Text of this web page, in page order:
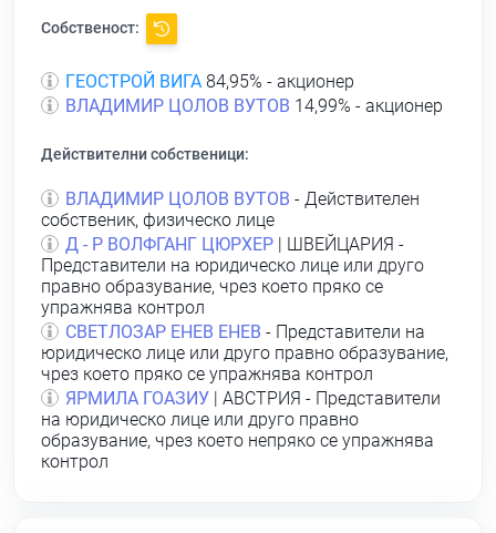
Собственост:
ГЕОСТРОЙ ВИГА 84,95% - акционер
ВЛАДИМИР ЦОЛОВ ВУТОВ 14,99% - акционер
Действителни собственици:
ВЛАДИМИР ЦОЛОВ ВУТОВ - Действителен
собственик, физическо лице
Д - Р ВОЛФГАНГ ЦЮРХЕР | ШВЕЙЦАРИЯ -
Представители на юридическо лице или друго
правно образувание, чрез което пряко се
упражнява контрол
СВЕТЛОЗАР ЕНЕВ ЕНЕВ - Представители на
юридическо лице или друго правно образувание,
чрез което пряко се упражнява контрол
ЯРМИЛА ГОАЗИУ | АВСТРИЯ - Представители
на юридическо лице или друго правно
образувание, чрез което непряко се упражнява
контрол